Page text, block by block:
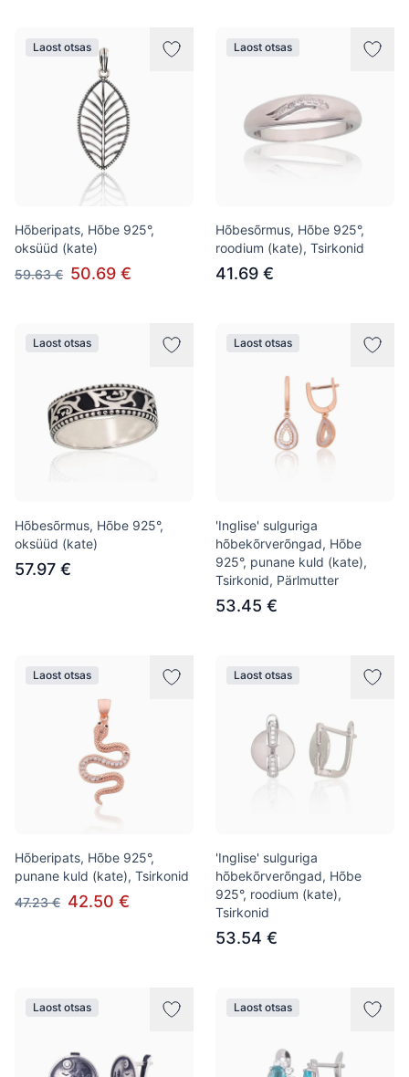
Laost otsas
Hõberipats, Hõbe 925°,
oksüüd (kate)
59.63 € 50.69 €
Laost otsas
Hõbesõrmus, Hõbe 925°,
roodium (kate), Tsirkonid
41.69 €
Laost otsas
Hõbesõrmus, Hõbe 925°,
oksüüd (kate)
57.97 €
Laost otsas
'Inglise' sulguriga
hõbekõrverõngad, Hõbe
925°, punane kuld (kate),
Tsirkonid, Pärlmutter
53.45 €
Laost otsas
Hõberipats, Hõbe 925°,
punane kuld (kate), Tsirkonid
47.23 € 42.50 €
Laost otsas
'Inglise' sulguriga
hõbekõrverõngad, Hõbe
925°, roodium (kate),
Tsirkonid
53.54 €
Laost otsas Laost otsas